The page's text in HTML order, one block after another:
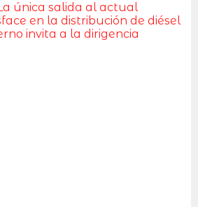
única salida al actual
en la distribución de diésel
invita a la dirigencia